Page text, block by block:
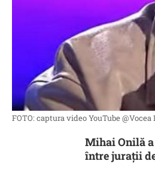
FOTO: captura video YouTube
Mihai Onilă
între jurații